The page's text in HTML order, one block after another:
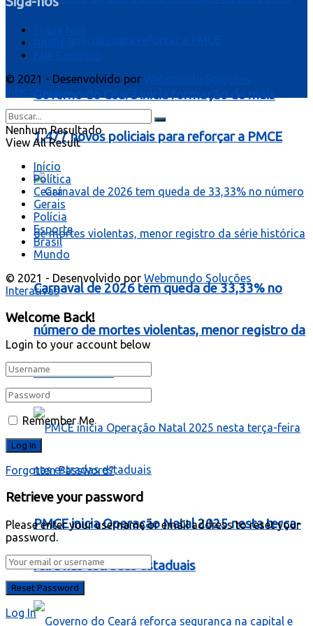
Governo do Ceará inicia formação de mais
1.477 novos policiais para reforçar a PMCE
Carnaval de 2026 tem queda de 33,33% no
número de mortes violentas, menor registro da
série histórica
PMCE inicia Operação Natal 2025 nesta terça-
feira nas estradas estaduais
© 2021 - Desenvolvido por
Nenhum Resultado
View All Result
Início
Política
Ceará
Gerais
Polícia
Esporte
Brasil
Mundo
© 2021 - Desenvolvido por Webmundo Soluções
Interativas
Welcome Back!
Login to your account below
Remember Me
Forgotten Password?
Retrieve your password
Please enter your username or email address to reset your
password.
Log In